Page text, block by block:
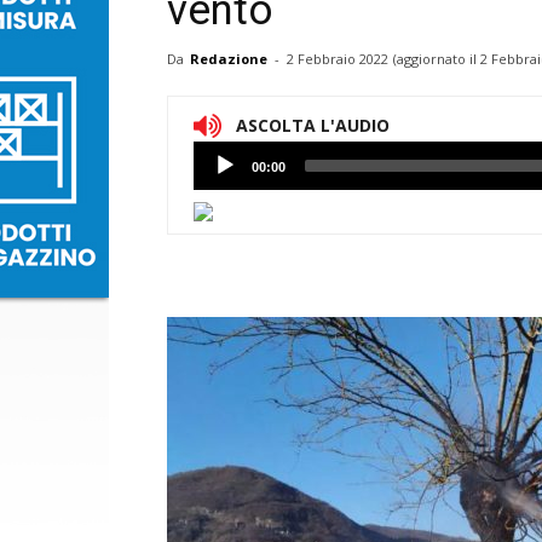
vento
Da Redazione - 2 Febbraio 2022 (aggiornato il 2
ASCOLTA L'AUDIO
Lettore
Audio
00:00